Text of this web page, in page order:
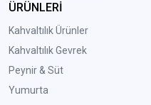
ÜRÜNLERİ
Kahvaltılık Ürünler
Kahvaltılık Gevrek
Peynir & Süt
Yumurta